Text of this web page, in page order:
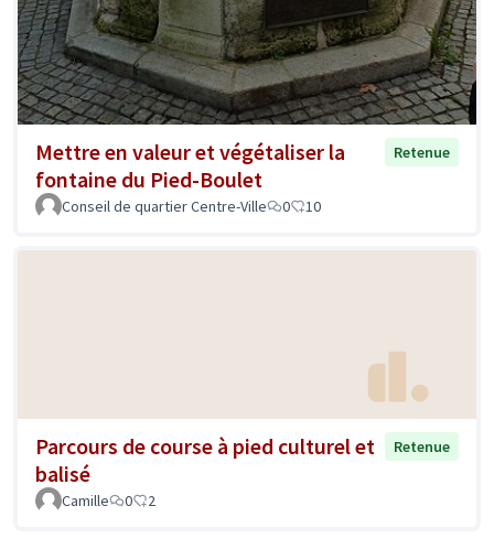
Mettre en valeur et végétaliser la
fontaine du Pied-Boulet
Retenue
Conseil de quartier Centre-Ville 0 10
Parcours de course à pied culturel et
balisé
Retenue
Camille 0 2